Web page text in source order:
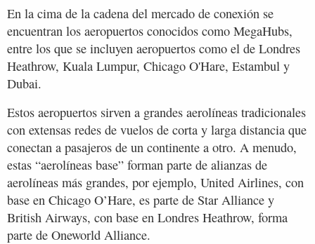
En la cima de la cadena del mercado de conexión se
encuentran los aeropuertos conocidos como MegaHubs,
entre los que se incluyen aeropuertos como el de Londres
Heathrow, Kuala Lumpur, Chicago O'Hare, Estambul y
Dubai.
Estos aeropuertos sirven a grandes aerolíneas tradicionales
con extensas redes de vuelos de corta y larga distancia que
conectan a pasajeros de un continente a otro. A menudo,
estas “aerolíneas base” forman parte de alianzas de
aerolíneas más grandes, por ejemplo, United Airlines, con
base en Chicago O’Hare, es parte de Star Alliance y
British Airways, con base en Londres Heathrow, forma
parte de Oneworld Alliance.